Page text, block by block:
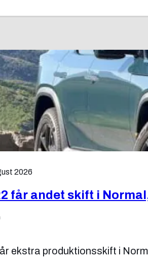
2026
får andet skift i
ekstra produktionsskift i